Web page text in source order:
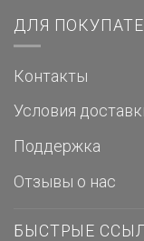
ДЛЯ
Контакты
Условия
Поддержка
Отзывы о нас
БЫСТРЫЕ